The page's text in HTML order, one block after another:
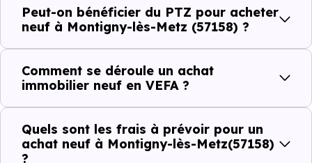
ou investir dans la commune.
Combien coûte un logement à Montigny-
lès-Metz (57158) ?
C'est souvent la première question. Voici les repères de
prix à connaître pour un achat immobilier à Montigny-lès-
Metz (57158) :
Peut-on bénéficier du PTZ pour acheter
neuf à Montigny-lès-Metz (57158) ?
Comment se déroule un achat
immobilier neuf en VEFA ?
Quels sont les frais à prévoir pour un
achat neuf à Montigny-lès-Metz(57158)
?